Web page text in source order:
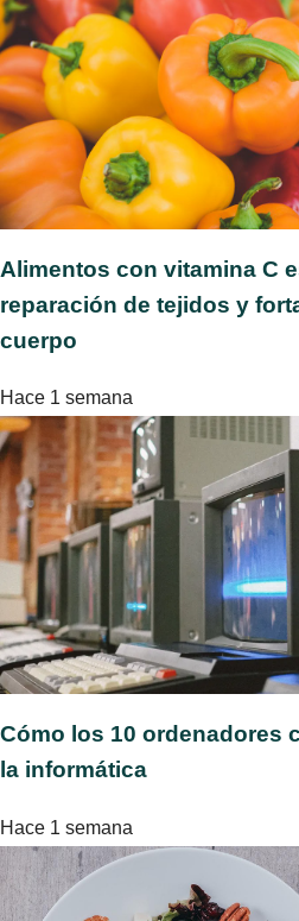
Alimentos con vitamina C
reparación de tejidos y
cuerpo
Hace 1 semana
Cómo los 10 ordenadores
la informática
Hace 1 semana